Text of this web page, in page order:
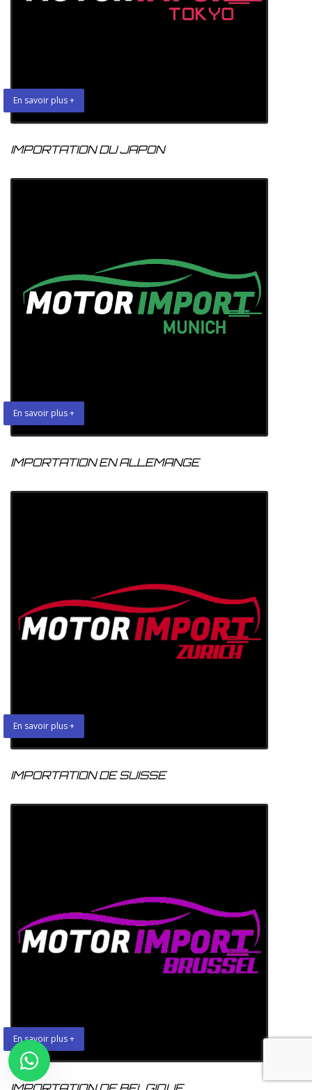
En savoir plus +
IMPORTATION DU JAPON
En savoir plus +
IMPORTATION EN ALLEMANGE
En savoir plus +
IMPORTATION DE SUISSE
En savoir plus +